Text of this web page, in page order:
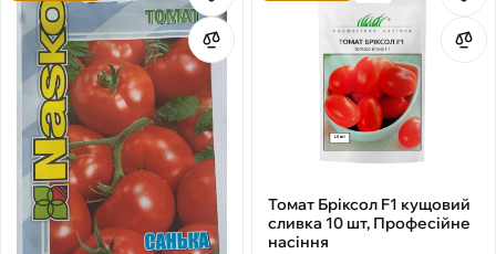
Томат Бріксол F1 кущовий
сливка 10 шт, Професійне
насіння